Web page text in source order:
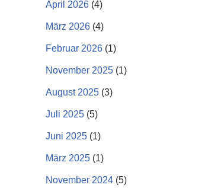
April 2026 (4)
März 2026 (4)
Februar 2026 (1)
November 2025 (1)
August 2025 (3)
Juli 2025 (5)
Juni 2025 (1)
März 2025 (1)
November 2024 (5)